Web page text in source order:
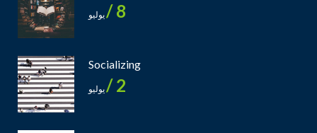
8 / يوليو
Socializing
2 / يوليو